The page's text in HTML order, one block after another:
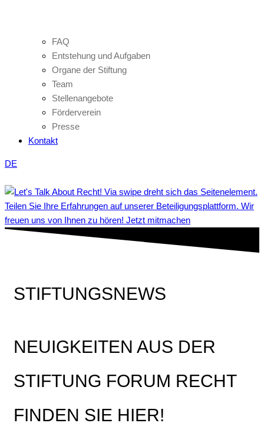
FAQ
Entstehung und Aufgaben
Organe der Stiftung
Team
Stellenangebote
Förderverein
Presse
Kontakt
DE
Teilen Sie Ihre Erfahrungen auf unserer Beteiligungsplattform. Wir
freuen uns von Ihnen zu hören! Jetzt mitmachen
STIFTUNGSNEWS
NEUIGKEITEN AUS DER
STIFTUNG FORUM RECHT
FINDEN SIE HIER!